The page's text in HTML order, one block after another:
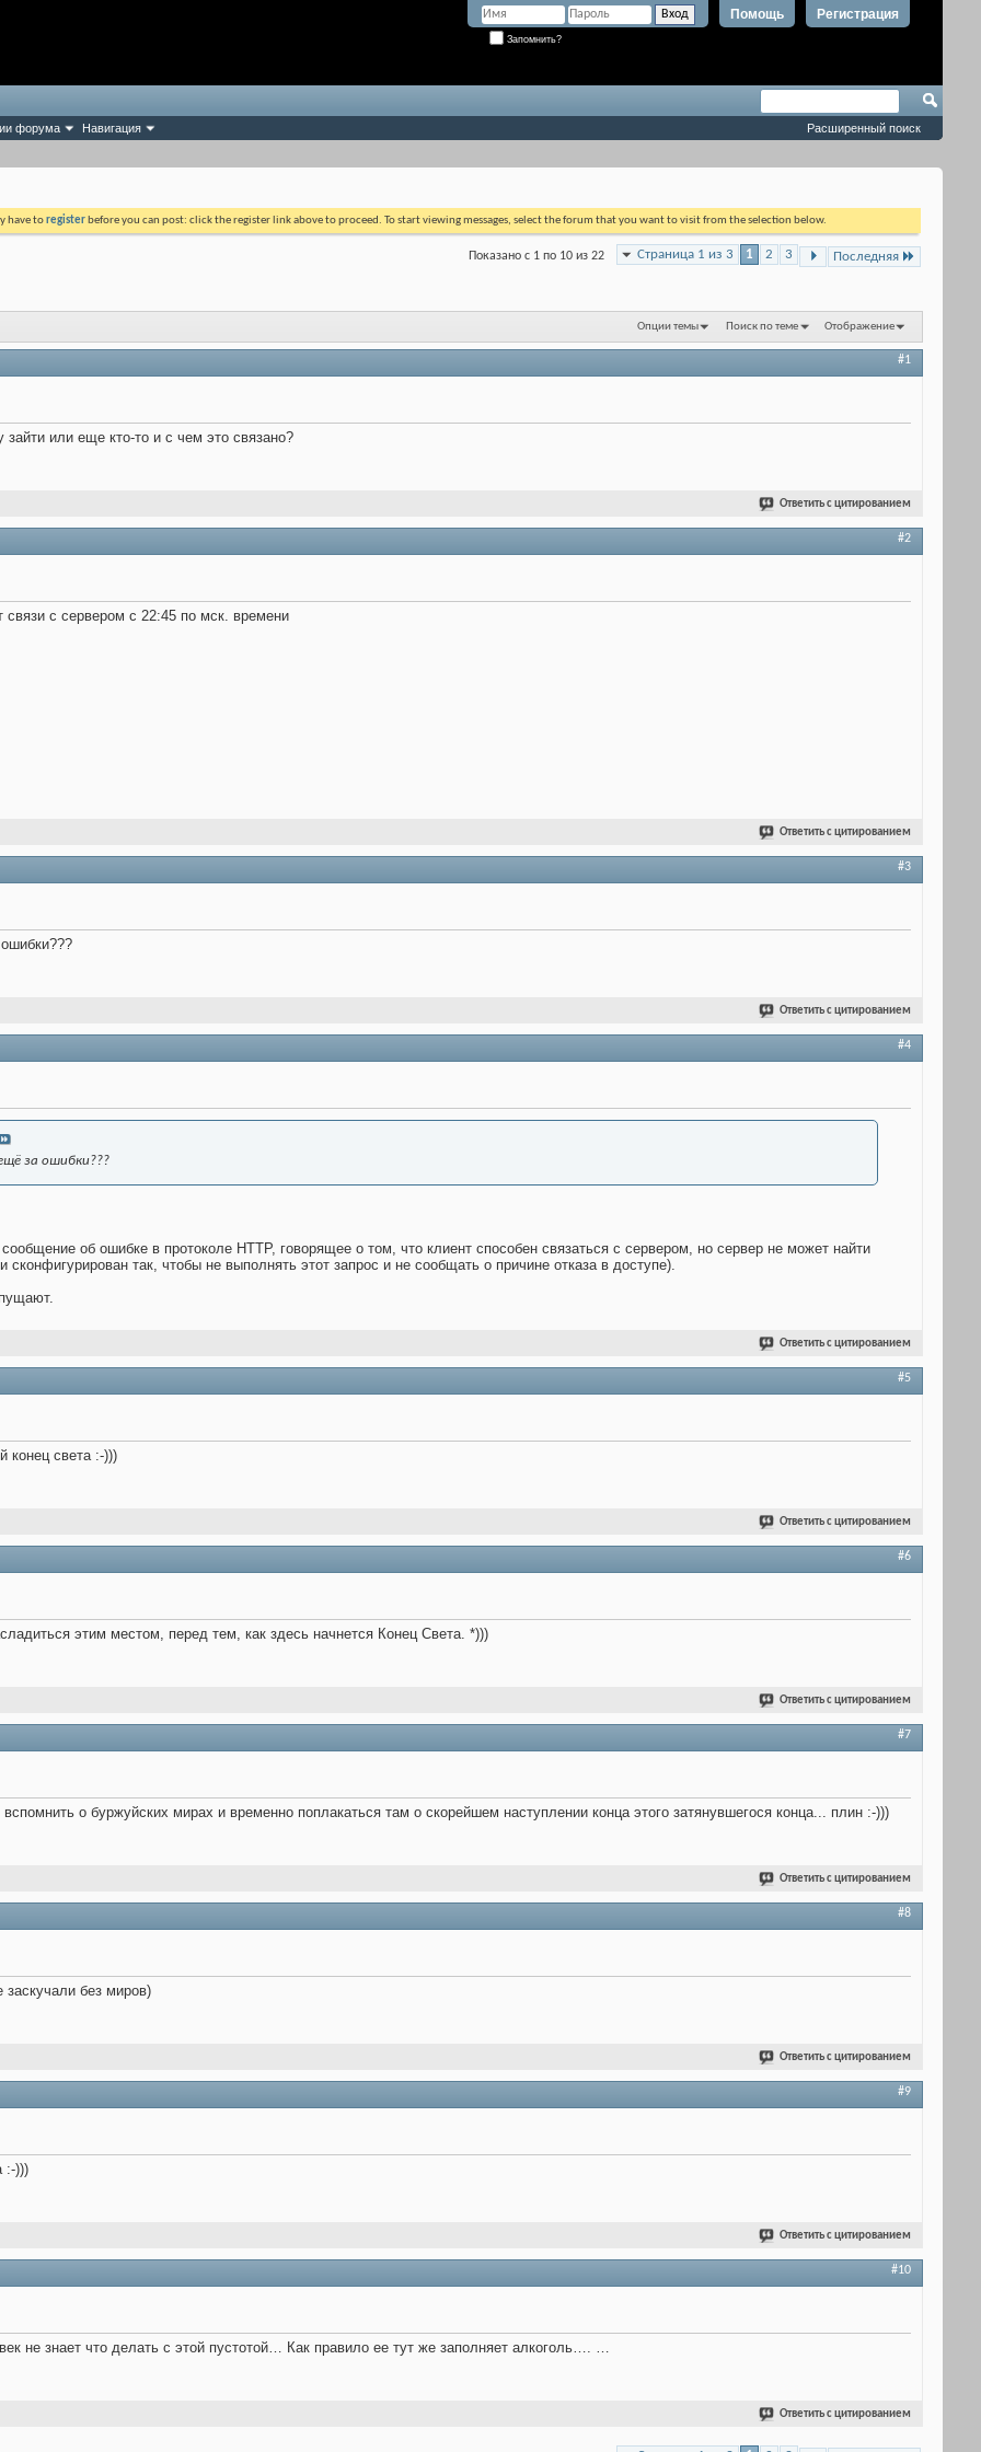
Регистрация
Помощь
Запомнить?
форума Навигация Расширенный поиск
have toregister before you can post: click the register link above to proceed. To start viewing messages, select the forum that you want to visit from the selection below.
Страница 1 из 3 1 2 3 Последняя
Показано с 1 по 10 из 22
Опции темы Поиск по теме Отображение
#1
или еще кто-то и с чем это связано?
Ответить с цитированием
#2
с сервером с 22:45 по мск. времени
Ответить с цитированием
#3
Ответить с цитированием
#4
за ошибки???
об ошибке в протоколе HTTP, говорящее о том, что клиент способен связаться с сервером, но сервер не может найти
так, чтобы не выполнять этот запрос и не сообщать о причине отказа в доступе).
Ответить с цитированием
#5
конец света :-)))
Ответить с цитированием
#6
этим местом, перед тем, как здесь начнется Конец Света. *)))
Ответить с цитированием
#7
о буржуйских мирах и временно поплакаться там о скорейшем наступлении конца этого затянувшегося конца... плин :-)))
Ответить с цитированием
#8
без миров)
Ответить с цитированием
#9
:-)))
Ответить с цитированием
#10
не знает что делать с этой пустотой… Как правило ее тут же заполняет алкоголь…. …
Ответить с цитированием